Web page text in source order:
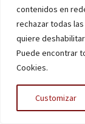
contenidos en
rechazar todas
quiere deshabilitar
Puede encontrar
Cookies.
Customizar
Alfombras
Alfombras a
Alfombras
Venta de
Buscar
Buscar